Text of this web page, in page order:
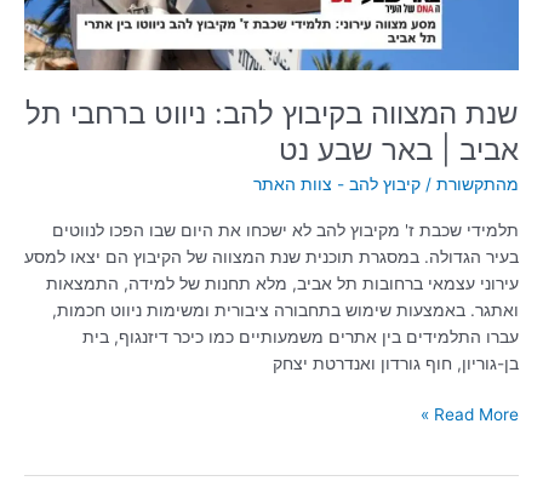
שנת המצווה בקיבוץ להב: ניווט ברחבי תל
אביב | באר שבע נט
מהתקשורת / קיבוץ להב - צוות האתר
תלמידי שכבת ז' מקיבוץ להב לא ישכחו את היום שבו הפכו לנווטים
בעיר הגדולה. במסגרת תוכנית שנת המצווה של הקיבוץ הם יצאו למסע
עירוני עצמאי ברחובות תל אביב, מלא תחנות של למידה, התמצאות
ואתגר. באמצעות שימוש בתחבורה ציבורית ומשימות ניווט חכמות,
עברו התלמידים בין אתרים משמעותיים כמו כיכר דיזנגוף, בית
בן-גוריון, חוף גורדון ואנדרטת יצחק
שבע
Read More »